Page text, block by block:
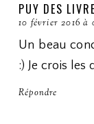
PUY DES
10 février 2016 à
Un beau
:) Je crois
Répondre